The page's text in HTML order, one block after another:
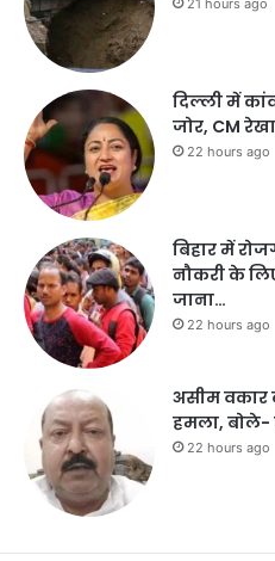
21 hours ago
दिल्ली में
जोर, CM
22 hours ago
बिहार में
नौकरी के
जाना…
22 hours ago
असीम वकार
हमला,
22 hours ago